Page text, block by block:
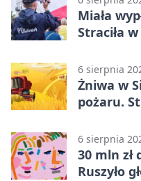
Miała
Straciła
6 sierpnia
Żniwa w
pożaru.
6 sierpnia
30 mln zł
Ruszyło